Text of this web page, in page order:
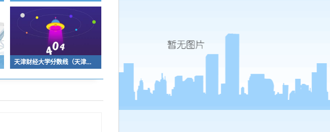
天津财经大学分数线（天津财经大学分数线是多少）